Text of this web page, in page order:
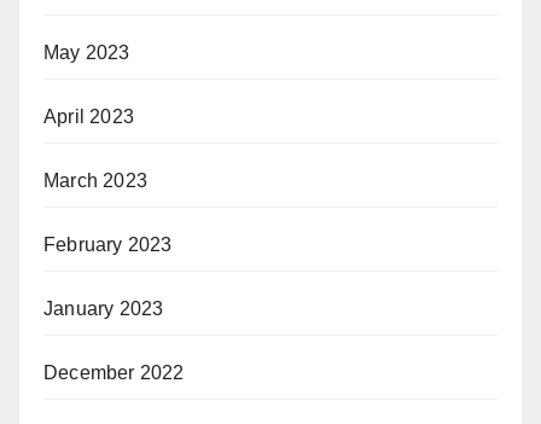
May 2023
April 2023
March 2023
February 2023
January 2023
December 2022